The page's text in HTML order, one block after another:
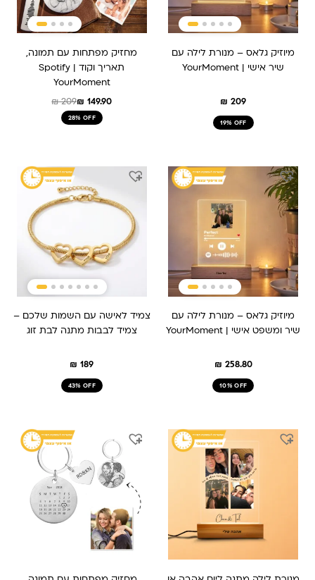
מיוזיק גלאס – מנורת לילה עם
שיר אישי | YourMoment
₪ 209
19% OFF
מחזיק מפתחות עם תמונה,
תאריך וקוד Spotify |
YourMoment
₪209₪ 149.90
28% OFF
מיוזיק גלאס – מנורת לילה עם
שיר ומשפט אישי | YourMoment
₪ 258.80
10% OFF
צמיד לאישה עם השמות שלכם –
צמיד לבבות מתנה לבת זוג
₪ 189
43% OFF
המחיר
היה:
המחיר
הוא:
המקורי
₪ 209.
הנוכחי
₪ 149.